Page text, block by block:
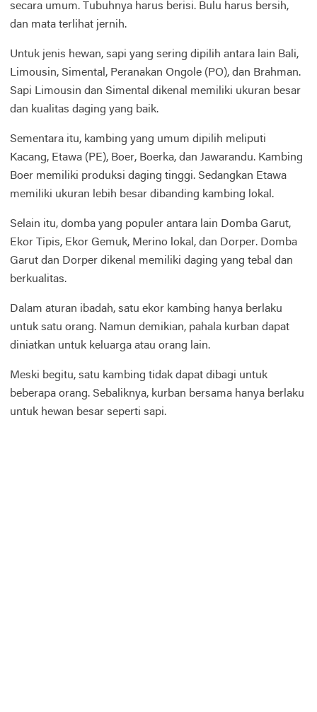
secara umum. Tubuhnya harus berisi. Bulu harus bersih,
dan mata terlihat jernih.
Untuk jenis hewan, sapi yang sering dipilih antara lain Bali,
Limousin, Simental, Peranakan Ongole (PO), dan Brahman.
Sapi Limousin dan Simental dikenal memiliki ukuran besar
dan kualitas daging yang baik.
Sementara itu, kambing yang umum dipilih meliputi
Kacang, Etawa (PE), Boer, Boerka, dan Jawarandu. Kambing
Boer memiliki produksi daging tinggi. Sedangkan Etawa
memiliki ukuran lebih besar dibanding kambing lokal.
Selain itu, domba yang populer antara lain Domba Garut,
Ekor Tipis, Ekor Gemuk, Merino lokal, dan Dorper. Domba
Garut dan Dorper dikenal memiliki daging yang tebal dan
berkualitas.
Dalam aturan ibadah, satu ekor kambing hanya berlaku
untuk satu orang. Namun demikian, pahala kurban dapat
diniatkan untuk keluarga atau orang lain.
Meski begitu, satu kambing tidak dapat dibagi untuk
beberapa orang. Sebaliknya, kurban bersama hanya berlaku
untuk hewan besar seperti sapi.